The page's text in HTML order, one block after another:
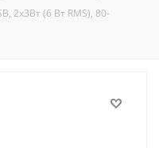
2х3Вт (6 Вт RMS), 80-